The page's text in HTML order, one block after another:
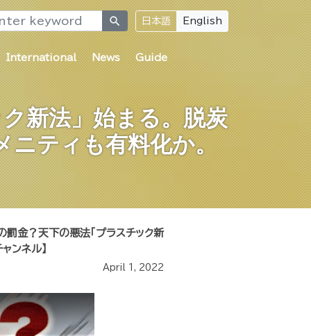
search 日本語 English
International News Guide
新法」始まる。脱炭
ティも有料化か。
金？天下の悪法「プラスチック新
ンネル】
April 1, 2022